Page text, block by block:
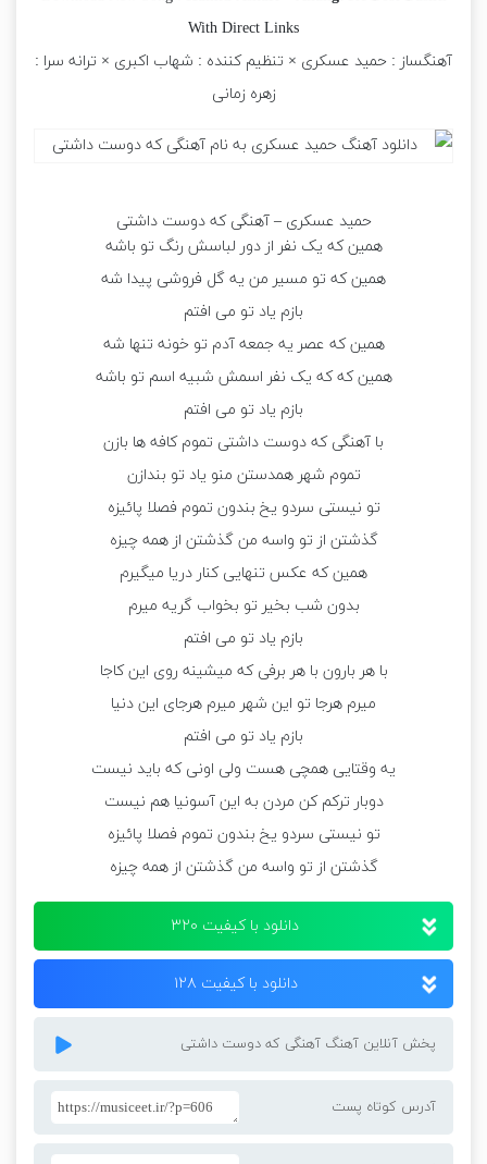
With Direct Links
آهنگساز : حمید عسکری × تنظیم کننده : شهاب اکبری × ترانه سرا :
زهره زمانی
حمید عسکری – آهنگی که دوست داشتی
همین که یک نفر از دور لباسش رنگ تو باشه
همین که تو مسیر من یه گل فروشی پیدا شه
بازم یاد تو می افتم
همین که عصر یه جمعه آدم تو خونه تنها شه
همین که که یک نفر اسمش شبیه اسم تو باشه
بازم یاد تو می افتم
با آهنگی که دوست داشتی تموم کافه ها بازن
تموم شهر همدستن منو یاد تو بندازن
تو نیستی سردو یخ بندون تموم فصلا پائیزه
گذشتن از تو واسه من گذشتن از همه چیزه
همین که عکس تنهایی کنار دریا میگیرم
بدون شب بخیر تو بخواب گریه میرم
بازم یاد تو می افتم
با هر بارون با هر برفی که میشینه روی این کاجا
میرم هرجا تو این شهر میرم هرجای این دنیا
بازم یاد تو می افتم
یه وقتایی همچی هست ولی اونی که باید نیست
دوبار ترکم کن مردن به این آسونیا هم نیست
تو نیستی سردو یخ بندون تموم فصلا پائیزه
گذشتن از تو واسه من گذشتن از همه چیزه
دانلود با کیفیت ۳۲۰
دانلود با کیفیت ۱۲۸
پخش آنلاین آهنگ آهنگی که دوست داشتی
آدرس کوتاه پست